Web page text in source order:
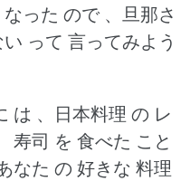
った ので 、旦那さ
って 言ってみよう
は 、日本料理 の レ
寿司 を 食べた こと
なた の 好きな 料理